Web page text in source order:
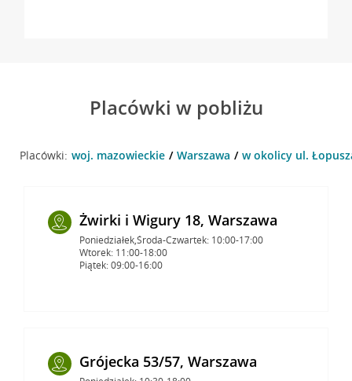
Placówki w pobliżu
Placówki: woj. mazowieckie Warszawa w okolicy ul.
Żwirki i Wigury 18, Warszawa
Poniedziałek,Środa-Czwartek: 10:00-17:00
Wtorek: 11:00-18:00
Piątek: 09:00-16:00
Grójecka 53/57, Warszawa